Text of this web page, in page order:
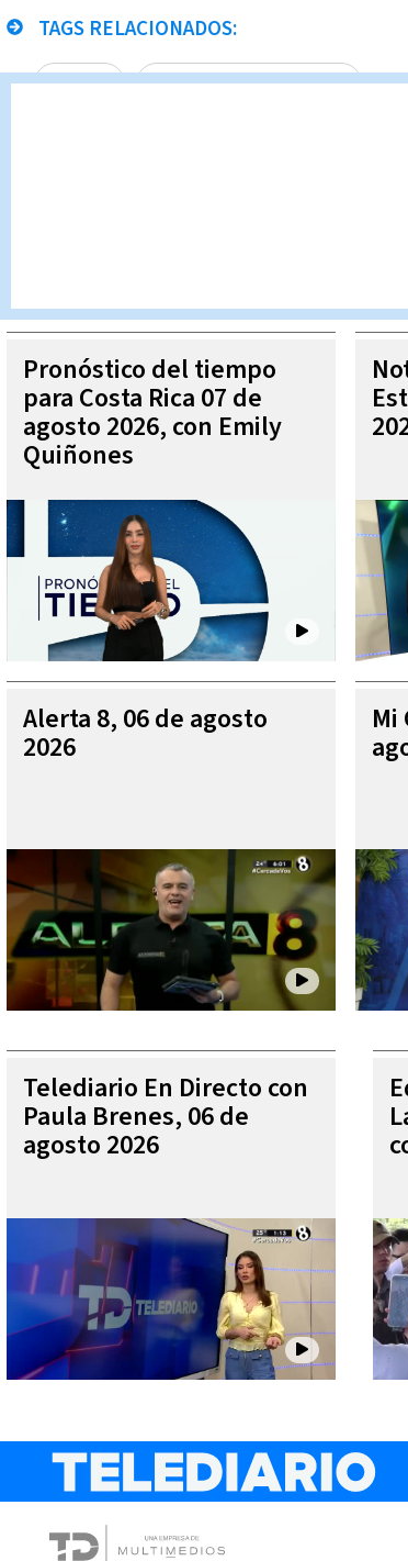
TAGS RELACIONADOS:
Turrialba Noticias Telediario Estelar
Queda prohibida la reproducción total o parcial
Pronóstico del tiempo
para Costa Rica 07 de
agosto 2026, con Emily
Quiñones
Alerta 8, 06 de agosto
2026
Mi
Telediario En Directo con
Paula Brenes, 06 de
agosto 2026